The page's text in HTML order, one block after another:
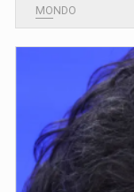
MONDO